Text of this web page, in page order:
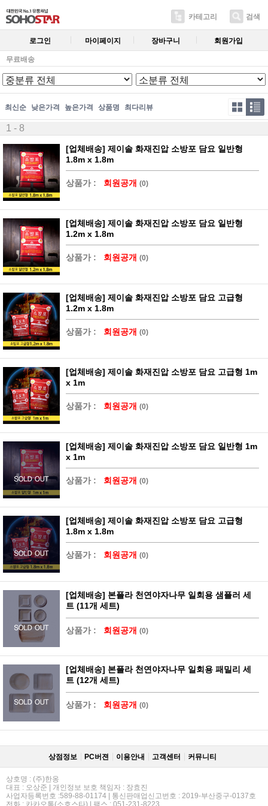
카테고리 검색
로그인 마이페이지 장바구니 회원가입
무료배송
최신순 낮은가격 높은가격 상품명 최다리뷰
1 - 8
[업체배송] 제이솔 화재진압 소방포 담요 일반형
1.8m x 1.8m
상품가 : 회원공개 (0)
[업체배송] 제이솔 화재진압 소방포 담요 일반형
1.2m x 1.8m
상품가 : 회원공개 (0)
[업체배송] 제이솔 화재진압 소방포 담요 고급형
1.2m x 1.8m
상품가 : 회원공개 (0)
[업체배송] 제이솔 화재진압 소방포 담요 고급형 1m
x 1m
상품가 : 회원공개 (0)
[업체배송] 제이솔 화재진압 소방포 담요 일반형 1m
x 1m
상품가 : 회원공개 (0)
[업체배송] 제이솔 화재진압 소방포 담요 고급형
1.8m x 1.8m
상품가 : 회원공개 (0)
[업체배송] 본플라 천연야자나무 일회용 샘플러 세
트 (11개 세트)
상품가 : 회원공개 (0)
[업체배송] 본플라 천연야자나무 일회용 패밀리 세
트 (12개 세트)
상품가 : 회원공개 (0)
상점정보 PC버젼 이용안내 고객센터 커뮤니티
상호명 : (주)한옹
대표 : 오상준 | 개인정보 보호 책임자 : 장효진
사업자등록번호 :589-88-01174 | 통신판매업신고번호 : 2019-부산중구-0137호
전화 : 카카오톡(소호스타) | 팩스 : 051-231-8223